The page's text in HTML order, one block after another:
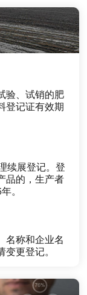
验、试销的肥
登记证有效期
续展登记。登
品的，生产者
。
名称和企业名
更登记。